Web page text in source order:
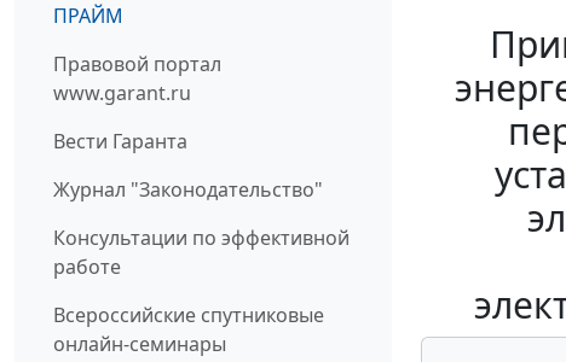
ПРАЙМ
Правовой портал
www.garant.ru
Вести Гаранта
Журнал "Законодательство"
Консультации по эффективной
работе
Всероссийские спутниковые
онлайн-семинары